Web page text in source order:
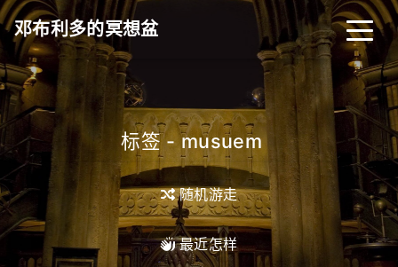
邓布利多的冥想盆
标签 - musuem _
随机游走
最近怎样